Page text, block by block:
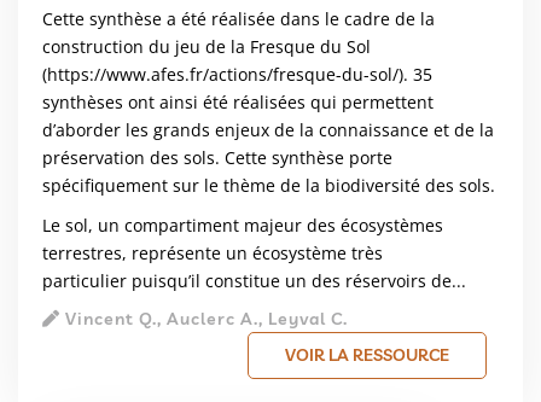
Cette synthèse a été réalisée dans le cadre de la
construction du jeu de la Fresque du Sol
(https://www.afes.fr/actions/fresque-du-sol/). 35
synthèses ont ainsi été réalisées qui permettent
d’aborder les grands enjeux de la connaissance et de la
préservation des sols. Cette synthèse porte
spécifiquement sur le thème de la biodiversité des sols.
Le sol, un compartiment majeur des écosystèmes
terrestres, représente un écosystème très
particulier puisqu’il constitue un des réservoirs de...
Vincent Q., Auclerc A., Leyval C.
VOIR LA RESSOURCE